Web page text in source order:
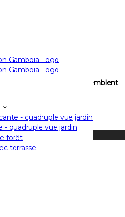
- quadruple vue jardin
- quadruple vue jardin
forêt
terrasse
aussi !
moments qui vous rassemblent